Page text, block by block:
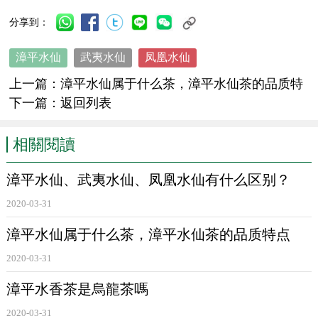
▲漳平水仙幹茶及茶湯
漳平水仙、武夷水仙、鳳凰水仙有什麽區别？
漳平水仙 、武夷水仙、鳳凰水仙有什麽區别？
▲武夷水仙（岩茶）
武夷岩茶，它屬于閩北烏龍，與漳平水仙的并列的。武夷水
仙發酵度、焙火程度比漳平水仙更重，而漳平水仙的發酵度
較輕，隻比
分享到：
漳平水仙 武夷水仙 凤凰水仙
上一篇：漳平水仙属于什么茶，漳平水仙茶的品质特
点
下一篇：返回列表
相關閱讀
漳平水仙、武夷水仙、凤凰水仙有什么区别？
2020-03-31
漳平水仙属于什么茶，漳平水仙茶的品质特点
2020-03-31
漳平水香茶是烏龍茶嗎
2020-03-31